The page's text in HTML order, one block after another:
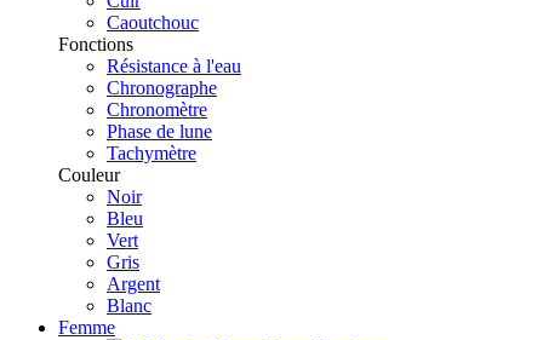
Caoutchouc
Fonctions
Résistance à l'eau
Chronographe
Chronomètre
Phase de lune
Tachymètre
Couleur
Noir
Bleu
Vert
Gris
Argent
Blanc
Femme